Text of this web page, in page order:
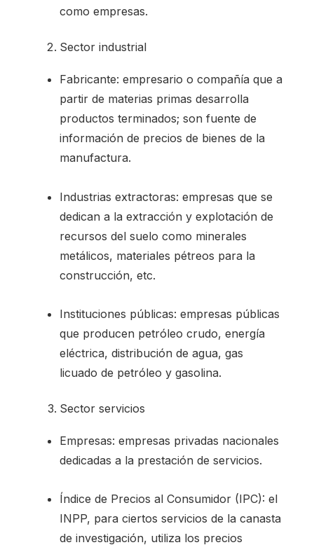
como empresas.
Sector industrial
Fabricante: empresario o compañía que a
partir de materias primas desarrolla
productos terminados; son fuente de
información de precios de bienes de la
manufactura.
Industrias extractoras: empresas que se
dedican a la extracción y explotación de
recursos del suelo como minerales
metálicos, materiales pétreos para la
construcción, etc.
Instituciones públicas: empresas públicas
que producen petróleo crudo, energía
eléctrica, distribución de agua, gas
licuado de petróleo y gasolina.
Sector servicios
Empresas: empresas privadas nacionales
dedicadas a la prestación de servicios.
Índice de Precios al Consumidor (IPC): el
INPP, para ciertos servicios de la canasta
de investigación, utiliza los precios